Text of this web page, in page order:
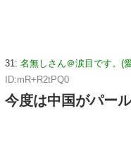
31: 名無しさん＠涙目です。(
ID:mR+R2tPQ0
今度は中国がパー